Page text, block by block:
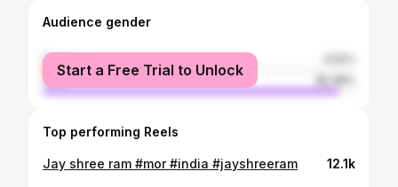
Audience gender
female
male
Start a Free Trial to Unlock
Top performing Reels
Jay shree ram #mor #india #jayshreeram 12.1k